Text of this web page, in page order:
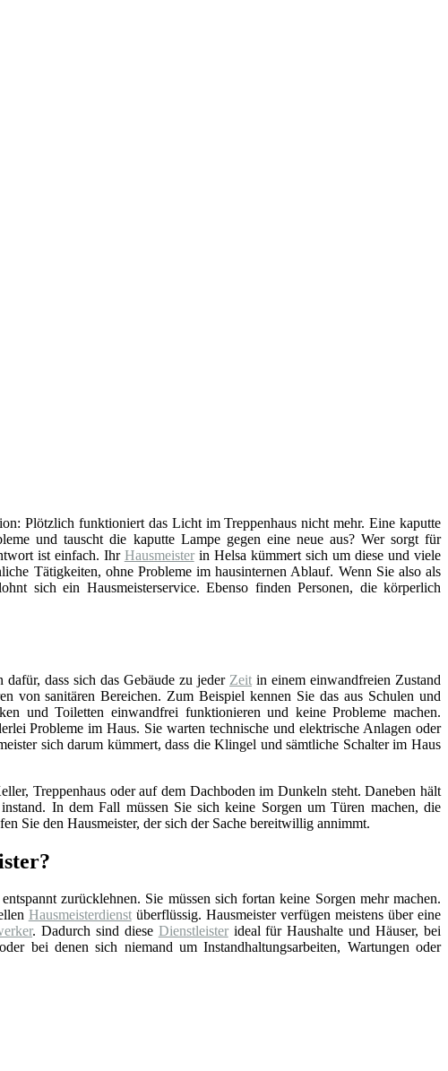
Plötzlich funktioniert das Licht im Treppenhaus nicht mehr. Eine kaputte
und tauscht die kaputte Lampe gegen eine neue aus? Wer sorgt für
ist einfach. Ihr Hausmeisterin Helsa kümmert sich um diese und viele
Tätigkeiten, ohne Probleme im hausinternen Ablauf. Wenn Sie also als
sich ein Hausmeisterservice. Ebenso finden Personen, die körperlich
dass sich das Gebäude zu jeder Zeit in einem einwandfreien Zustand
von sanitären Bereichen. Zum Beispiel kennen Sie das aus Schulen und
und Toiletten einwandfrei funktionieren und keine Probleme machen.
Probleme im Haus. Sie warten technische und elektrische Anlagen oder
sich darum kümmert, dass die Klingel und sämtliche Schalter im Haus
Treppenhaus oder auf dem Dachboden im Dunkeln steht. Daneben hält
In dem Fall müssen Sie sich keine Sorgen um Türen machen, die
Sie den Hausmeister, der sich der Sache bereitwillig annimmt.
zurücklehnen. Sie müssen sich fortan keine Sorgen mehr machen.
Hausmeisterdienstüberflüssig. Hausmeister verfügen meistens über eine
. Dadurch sind diese Dienstleisterideal für Haushalte und Häuser, bei
bei denen sich niemand um Instandhaltungsarbeiten, Wartungen oder